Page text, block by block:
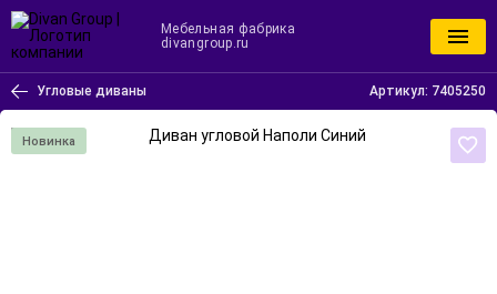
Мебельная фабрика
divangroup.ru
Угловые диваны Артикул: 7405250
Новинка